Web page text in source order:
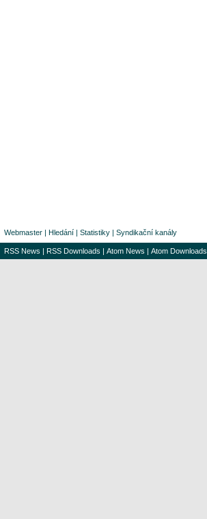
Webmaster | Hledání | Statistiky | Syndikační kanály
RSS News | RSS Downloads | Atom News | Atom Downloads